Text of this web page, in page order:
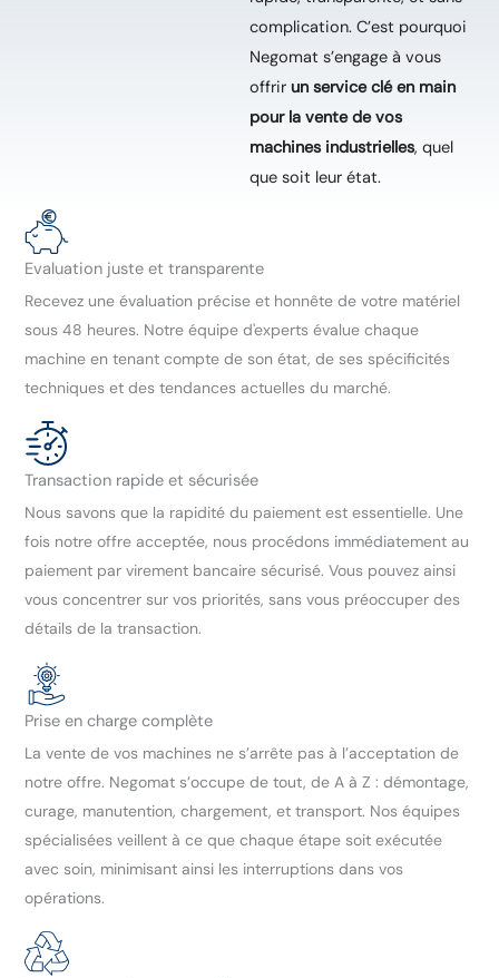
complication. C’est pourquoi
Negomat s’engage à vous
offrir un service clé en main
pour la vente de vos
machines industrielles, quel
que soit leur état.
Evaluation juste et transparente
Recevez une évaluation précise et honnête de votre matériel
sous 48 heures. Notre équipe d'experts évalue chaque
machine en tenant compte de son état, de ses spécificités
techniques et des tendances actuelles du marché.
Transaction rapide et sécurisée
Nous savons que la rapidité du paiement est essentielle. Une
fois notre offre acceptée, nous procédons immédiatement au
paiement par virement bancaire sécurisé. Vous pouvez ainsi
vous concentrer sur vos priorités, sans vous préoccuper des
détails de la transaction.
Prise en charge complète
La vente de vos machines ne s’arrête pas à l’acceptation de
notre offre. Negomat s’occupe de tout, de A à Z : démontage,
curage, manutention, chargement, et transport. Nos équipes
spécialisées veillent à ce que chaque étape soit exécutée
avec soin, minimisant ainsi les interruptions dans vos
opérations.